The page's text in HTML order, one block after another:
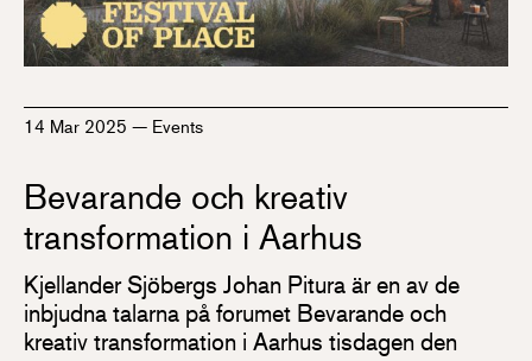
14 Mar 2025 — Events
Bevarande och kreativ
transformation i Aarhus
Kjellander Sjöbergs Johan Pitura är en av de
inbjudna talarna på forumet Bevarande och
kreativ transformation i Aarhus tisdagen den